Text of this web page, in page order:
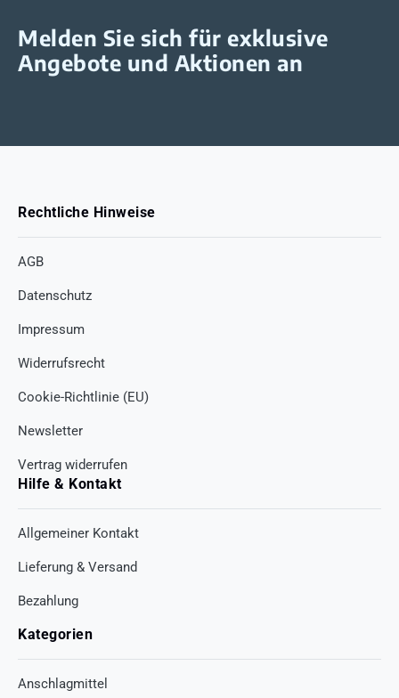
Melden Sie sich für exklusive
Angebote und Aktionen an
Rechtliche Hinweise
AGB
Datenschutz
Impressum
Widerrufsrecht
Cookie-Richtlinie (EU)
Newsletter
Vertrag widerrufen
Hilfe & Kontakt
Allgemeiner Kontakt
Lieferung & Versand
Bezahlung
Kategorien
Anschlagmittel